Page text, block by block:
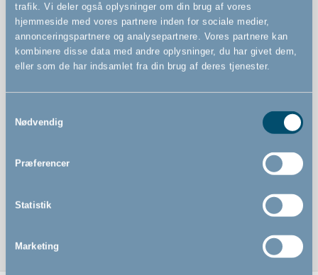
trafik. Vi deler også oplysninger om din brug af vores
hjemmeside med vores partnere inden for sociale medier,
annonceringspartnere og analysepartnere. Vores partnere kan
kombinere disse data med andre oplysninger, du har givet dem,
eller som de har indsamlet fra din brug af deres tjenester.
Nødvendig
Præferencer
Statistik
Marketing
StepFree-opgradering: Flad bund i lågen uden
snublekant – mere naturlig passage i hverdagen, især
når du har hænderne fulde (robotstøvsuger kommer
også lettere igennem)